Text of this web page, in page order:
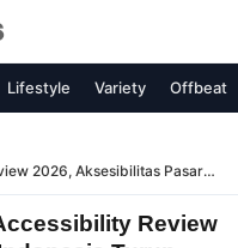
Lifestyle Variety Offbeat
2026, Aksesibilitas Pasar
Review